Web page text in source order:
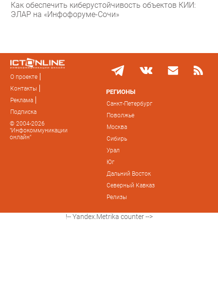
Как обеспечить киберустойчивость объектов КИИ:
ЭЛАР на «Инфофоруме-Сочи»
О проекте
Контакты
Реклама
Подписка
© 2004-2026
"Инфокоммуникации
онлайн"
РЕГИОНЫ
Санкт-Петербург
Поволжье
Москва
Сибирь
Урал
Юг
Дальний Восток
Северный Кавказ
Релизы
!-- Yandex.Metrika counter -->